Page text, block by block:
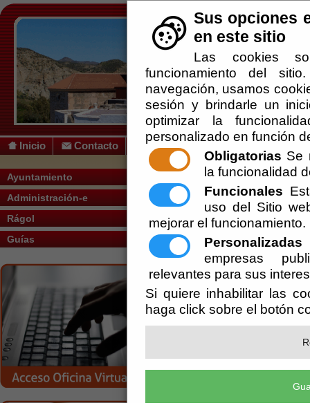
Sus opciones
en este sitio
Las cookies
funcionamiento del
navegación, usamos
sesión y brindarle un
optimizar la
personalizado en función
Obligatorias Se
la funcionalidad
Funcionales
uso del Sitio
mejorar el funcionamiento.
Personalizadas
empresas
relevantes para sus
Si quiere inhabilitar las
haga click sobre el botón
Inicio Contacto
Ayuntamiento
Administración-e
Rágol
Guías
Usted se encuentra aquí:Inicio //
Suscripciones
Asociaciones
Instalaciones